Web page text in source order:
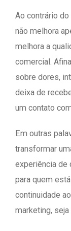
Ao contrário
não melhora
melhora a
comercial.
sobre dores,
deixa de
um contato
Em outras
transformar
experiência de
para quem
continuidade
marketing,